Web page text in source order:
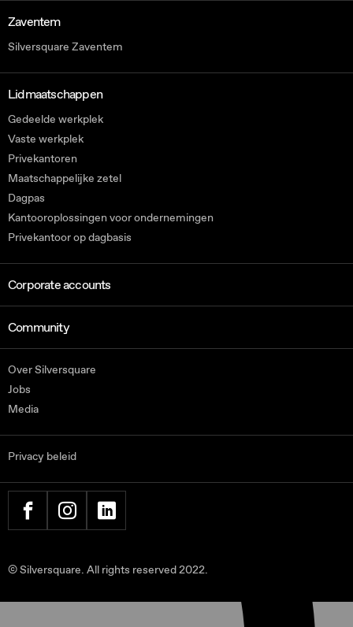
Zaventem
Silversquare Zaventem
Lidmaatschappen
Gedeelde werkplek
Vaste werkplek
Privekantoren
Maatschappelijke zetel
Dagpas
Kantooroplossingen voor ondernemingen
Privekantoor op dagbasis
Corporate accounts
Community
Over Silversquare
Jobs
Media
Privacy beleid
© Silversquare. All rights reserved 2022.
FACEBOOKINSTAGRAMLINKEDIN